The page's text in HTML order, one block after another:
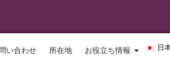
い合わせ 所在地 お役立ち情報 日